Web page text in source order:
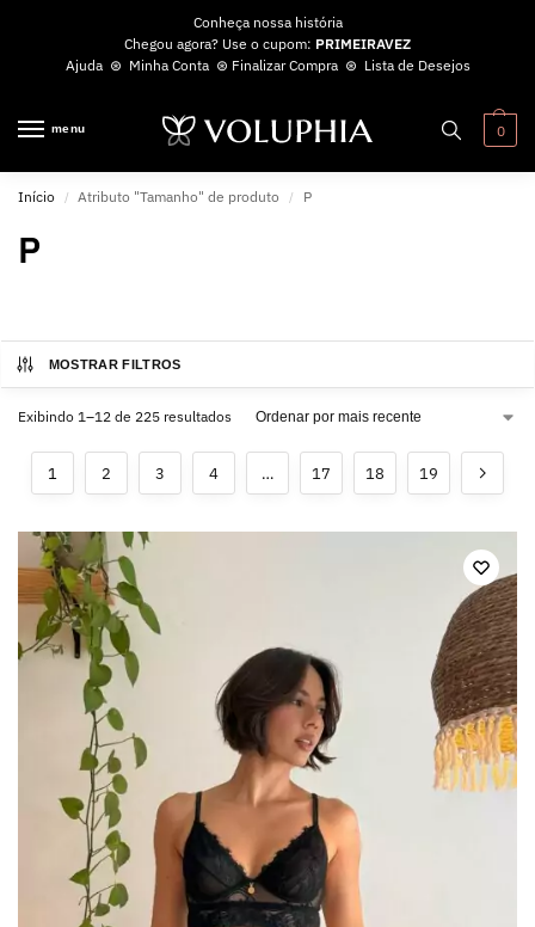
Conheça nossa história
Chegou agora? Use o cupom: PRIMEIRAVEZ
Ajuda⊛ Minha Conta⊛ Finalizar Compra⊛ Lista de Desejos
menu 0
Início / Atributo "Tamanho" de produto / P
P
MOSTRAR FILTROS
Exibindo 1–12 de 225 resultados
1 2 3 4 … 17 18 19